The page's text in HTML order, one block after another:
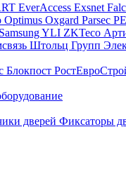
EverAccess Exsnet
Optimus Oxgard Parsec
YLI ZKTeco
Штольц Групп
Блокпост
дверей Фиксаторы